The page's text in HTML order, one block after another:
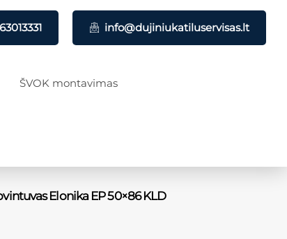
info@dujiniukatiluservisas.lt
ŠVOK montavimas
Elonika EP 50×86 KLD